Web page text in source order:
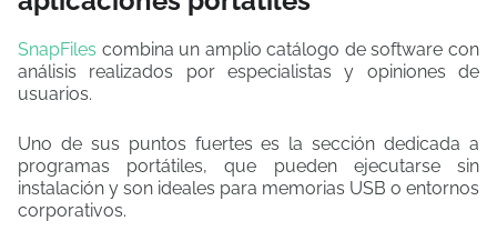
SnapFiles combina un amplio catálogo de software con
análisis realizados por especialistas y opiniones de
usuarios.
Uno de sus puntos fuertes es la sección dedicada a
programas portátiles, que pueden ejecutarse sin
instalación y son ideales para memorias USB o entornos
corporativos.